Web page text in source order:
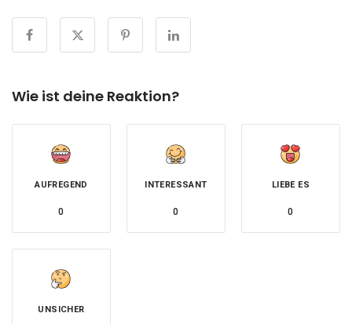
Wie ist deine Reaktion?
AUFREGEND
0
INTERESSANT
0
LIEBE ES
0
UNSICHER